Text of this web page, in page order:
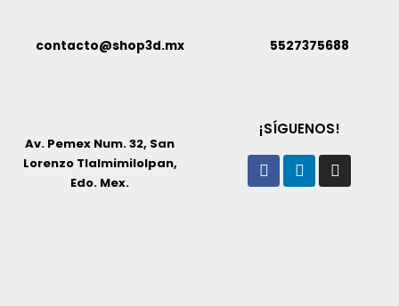
contacto@shop3d.mx 5527375688
Av. Pemex Num. 32, San
Lorenzo Tlalmimilolpan,
Edo. Mex.
¡SÍGUENOS!
Facebook
Linkedin